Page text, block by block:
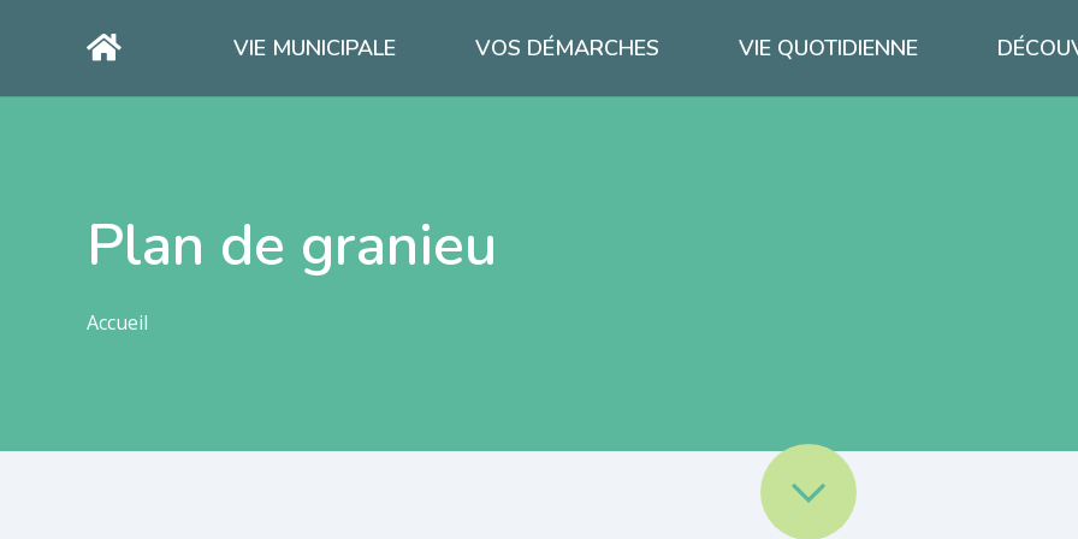
VIE MUNICIPALE VOS DÉMARCHES VIE QUOTIDIENNE
Plan de granieu
Accueil